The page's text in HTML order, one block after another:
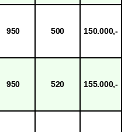
950 500 150.000,-
950 520 155.000,-